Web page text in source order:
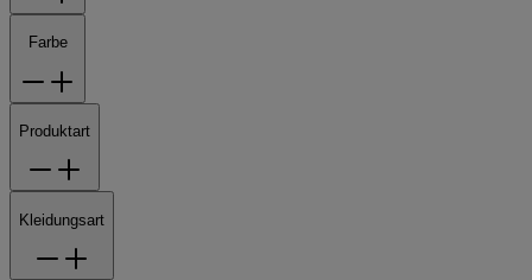
Farbe
Produktart
Kleidungsart